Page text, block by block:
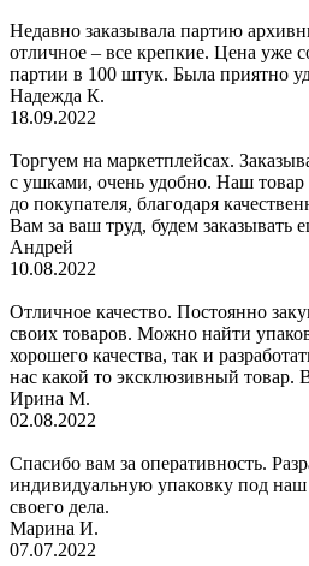
Недавно заказывала партию
отличное – все крепкие. Цена уже
партии в 100 штук. Была приятно
Надежда К.
18.09.2022
Торгуем на маркетплейсах.
с ушками, очень удобно. Наш товар
до покупателя, благодаря
Вам за ваш труд, будем заказывать
Андрей
10.08.2022
Отличное качество. Постоянно
своих товаров. Можно найти
хорошего качества, так и
нас какой то эксклюзивный товар.
Ирина М.
02.08.2022
Спасибо вам за оперативность.
индивидуальную упаковку под
своего дела.
Марина И.
07.07.2022